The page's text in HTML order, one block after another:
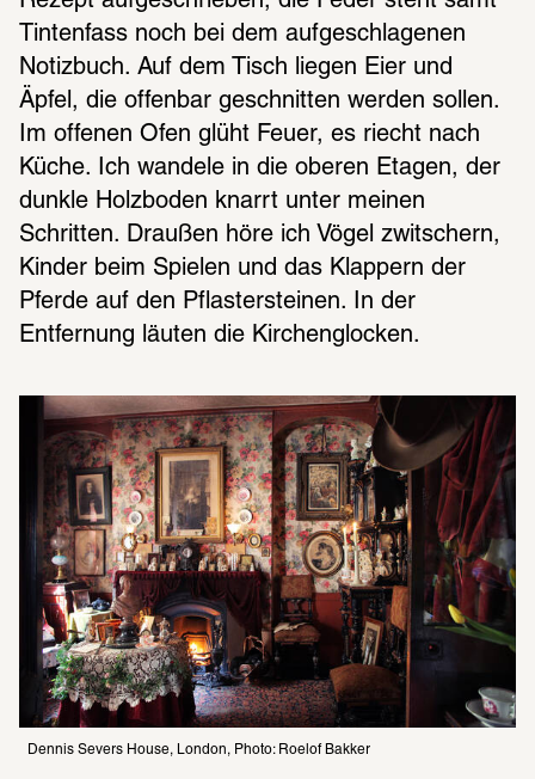
Tintenfass noch bei dem aufgeschlagenen
Notizbuch. Auf dem Tisch liegen Eier und
Äpfel, die offenbar geschnitten werden sollen.
Im offenen Ofen glüht Feuer, es riecht nach
Küche. Ich wandele in die oberen Etagen, der
dunkle Holzboden knarrt unter meinen
Schritten. Draußen höre ich Vögel zwitschern,
Kinder beim Spielen und das Klappern der
Pferde auf den Pflastersteinen. In der
Entfernung läuten die Kirchenglocken.
Dennis Severs House, London, Photo: Roelof Bakker